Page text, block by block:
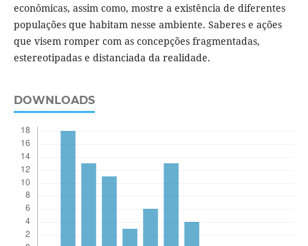
econômicas, assim como, mostre a existência de diferentes
populações que habitam nesse ambiente. Saberes e ações
que visem romper com as concepções fragmentadas,
estereotipadas e distanciada da realidade.
DOWNLOADS